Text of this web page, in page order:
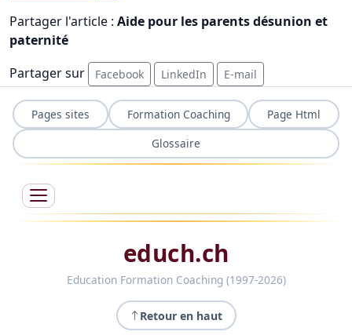
Partager l'article : Aide pour les parents désunion et
paternité
Partager sur
Facebook LinkedIn E-mail
Pages sites Formation Coaching
Page Html
Glossaire
educh.ch
Education Formation Coaching (1997-2026)
Retour en haut